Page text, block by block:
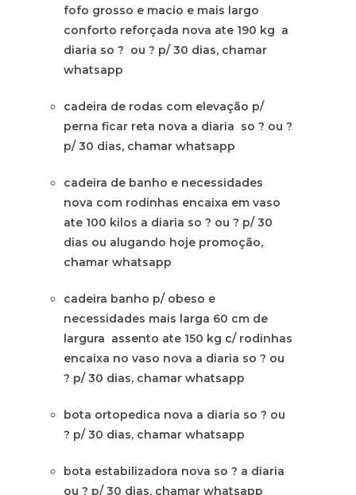
fofo grosso e macio e mais largo
conforto reforçada nova ate 190 kg a
diaria so ? ou ? p/ 30 dias, chamar
whatsapp
cadeira de rodas com elevação p/
perna ficar reta nova a diaria so ? ou ?
p/ 30 dias, chamar whatsapp
cadeira de banho e necessidades
nova com rodinhas encaixa em vaso
ate 100 kilos a diaria so ? ou ? p/ 30
dias ou alugando hoje promoção,
chamar whatsapp
cadeira banho p/ obeso e
necessidades mais larga 60 cm de
largura assento ate 150 kg c/ rodinhas
encaixa no vaso nova a diaria so ? ou
? p/ 30 dias, chamar whatsapp
bota ortopedica nova a diaria so ? ou
? p/ 30 dias, chamar whatsapp
bota estabilizadora nova so ? a diaria
ou ? p/ 30 dias, chamar whatsapp